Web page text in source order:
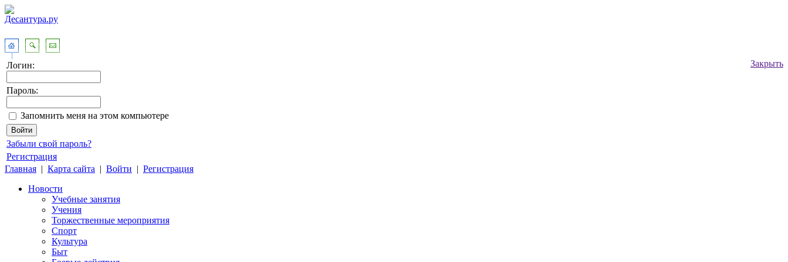
Закрыть
Логин:
Пароль:
Запомнить меня на этом компьютере
Забыли свой пароль?
Регистрация
Главная | Карта сайта | Войти | Регистрация
Новости
Учебные занятия
Учения
Торжественные мероприятия
Спорт
Культура
Быт